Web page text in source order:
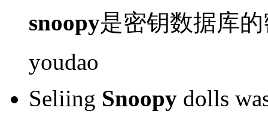
snoopy是密钥数据库的
youdao
Seliing Snoopy dolls